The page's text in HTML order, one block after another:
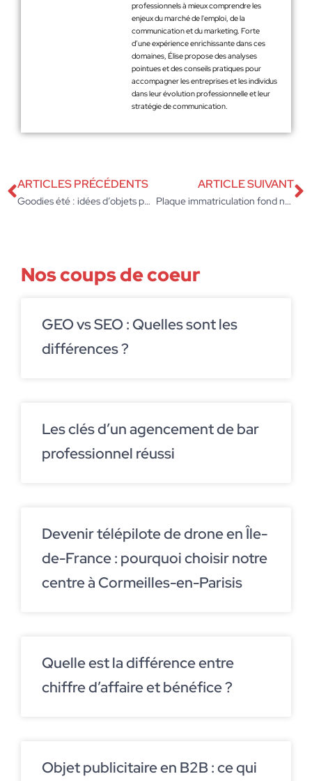
professionnels à mieux comprendre les
enjeux du marché de l'emploi, de la
communication et du marketing. Forte
d’une expérience enrichissante dans ces
domaines, Élise propose des analyses
pointues et des conseils pratiques pour
accompagner les entreprises et les individus
dans leur évolution professionnelle et leur
stratégie de communication.
ARTICLES PRÉCÉDENTS
Goodies été : idées d’objets publicitaires pour vos campagnes estivales
ARTICLE SUIVANT
Plaque immatriculation fond noir : les 5 règles pour rouler légalement
Nos coups de coeur
GEO vs SEO : Quelles sont les
différences ?
Les clés d’un agencement de bar
professionnel réussi
Devenir télépilote de drone en Île-
de-France : pourquoi choisir notre
centre à Cormeilles-en-Parisis
Quelle est la différence entre
chiffre d’affaire et bénéfice ?
Objet publicitaire en B2B : ce qui